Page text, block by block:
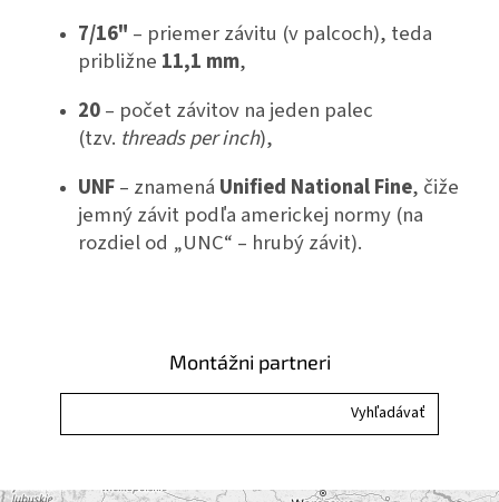
7/16" – priemer závitu (v palcoch), teda
približne 11,1 mm,
20– počet závitov na jeden palec
(tzv. threads per inch),
UNF– znamená Unified National Fine, čiže
jemný závit podľa americkej normy (na
rozdiel od „UNC“ – hrubý závit).
Montážni partneri